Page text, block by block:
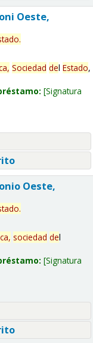
Oeste,
.
Sociedad del Estado,
Signatura
Oeste,
.
sociedad del
Signatura